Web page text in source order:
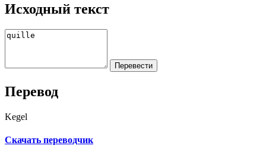
Исходный текст
Перевод
Kegel
Скачать переводчик